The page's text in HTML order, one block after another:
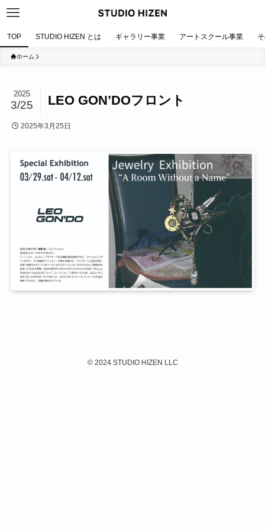
TOP STUDIO HIZEN とは ギャラリー事業 アートスクール事業
ホーム
LEO GON’DOフロント
2025
3/25
2025年3月25日
©2024 STUDIO HIZEN LLC